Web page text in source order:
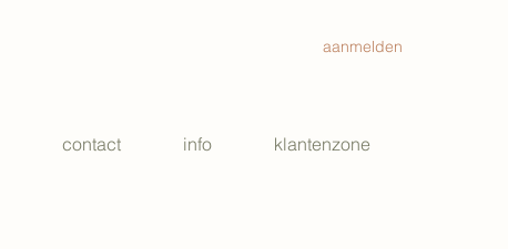
aanmelden
contact info klantenzone